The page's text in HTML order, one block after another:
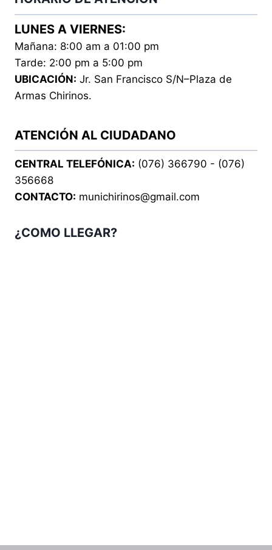
LUNES A VIERNES:
Mañana: 8:00 am a 01:00 pm
Tarde: 2:00 pm a 5:00 pm
UBICACIÓN: Jr. San Francisco S/N–Plaza de
Armas Chirinos.
ATENCIÓN AL CIUDADANO
CENTRAL TELEFÓNICA: (076) 366790 - (076)
356668
CONTACTO: munichirinos@gmail.com
¿COMO LLEGAR?